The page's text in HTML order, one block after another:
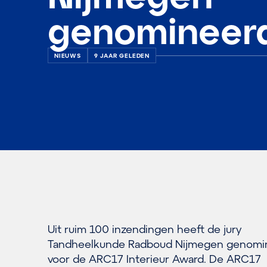
NIEUWS 9 JAAR GELEDEN
Uit ruim 100 inzendingen heeft de jury
Tandheelkunde Radboud Nijmegen
voor de ARC17 Interieur Award. De ARC17